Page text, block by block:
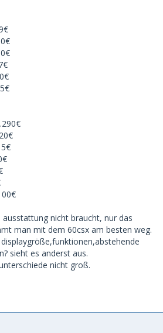
nicht braucht, nur das
man mit dem 60csx am besten weg.
sieht es anderst aus.
nicht groß.